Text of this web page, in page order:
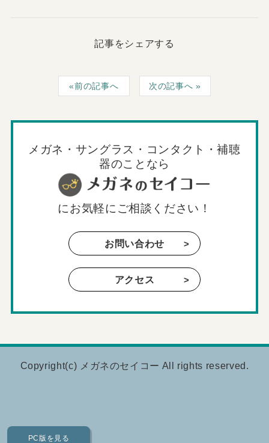
PC版を見る
記事をシェアする
前の記事へ 次の記事へ
メガネ・サングラス・コンタクト・補聴
器のことなら
にお気軽にご相談ください！
お問い合わせ
アクセス
Copyright(c) メガネのセイコー All rights reserved.